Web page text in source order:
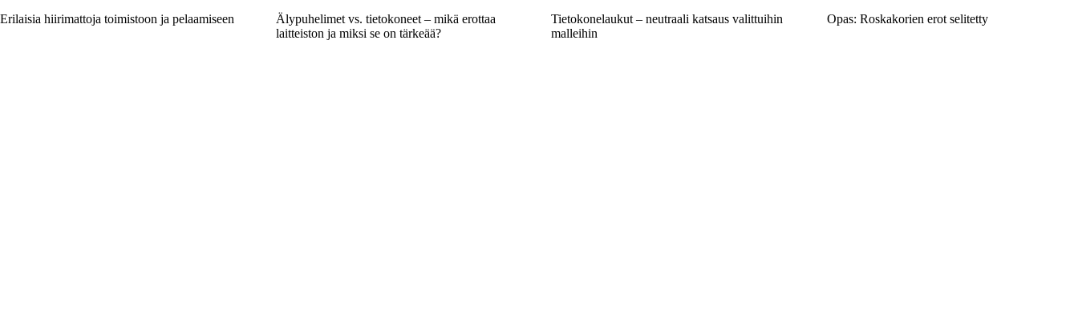
Erilaisia hiirimattoja toimistoon ja pelaamiseen
Älypuhelimet vs. tietokoneet – mikä erottaa
laitteiston ja miksi se on tärkeää?
Tietokonelaukut – neutraali katsaus valittuihin
malleihin
Opas: Roskakorien erot selitetty